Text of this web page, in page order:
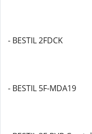
- BESTIL 2FDCK
- BESTIL 5F-MDA19